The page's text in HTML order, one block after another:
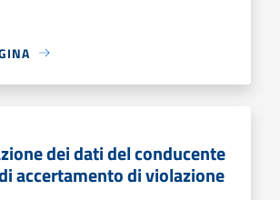
dei dati del conducente
accertamento di violazione